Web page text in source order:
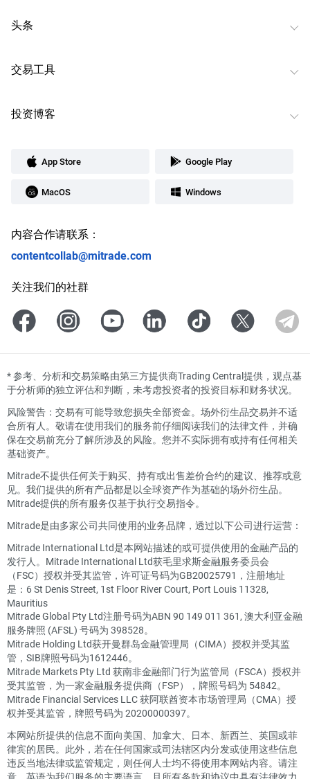
头条
交易工具
投资博客
App Store Google Play
MacOS Windows
内容合作请联系：
contentcollab@mitrade.com
关注我们的社群
*参考、分析和交易策略由第三方提供商Trading Central提供，观点基
于分析师的独立评估和判断，未考虑投资者的投资目标和财务状况。
风险警告：交易有可能导致您损失全部资金。场外衍生品交易并不适
合所有人。敬请在使用我们的服务前仔细阅读我们的法律文件，并确
保在交易前充分了解所涉及的风险。您并不实际拥有或持有任何相关
基础资产。
Mitrade不提供任何关于购买、持有或出售差价合约的建议、推荐或意
见。我们提供的所有产品都是以全球资产作为基础的场外衍生品。
Mitrade提供的所有服务仅基于执行交易指令。
Mitrade是由多家公司共同使用的业务品牌，透过以下公司进行运营：
Mitrade International Ltd是本网站描述的或可提供使用的金融产品的
发行人。Mitrade International Ltd获毛里求斯金融服务委员会
（FSC）授权并受其监管，许可证号码为GB20025791，注册地址
是：6 St Denis Street, 1st Floor River Court, Port Louis 11328,
Mauritius
Mitrade Global Pty Ltd注册号码为ABN 90 149 011 361, 澳大利亚金融
服务牌照 (AFSL) 号码为 398528。
Mitrade Holding Ltd获开曼群岛金融管理局（CIMA）授权并受其监
管，SIB牌照号码为1612446。
Mitrade Markets Pty Ltd 获南非金融部门行为监管局（FSCA）授权并
受其监管，为一家金融服务提供商（FSP），牌照号码为 54842。
Mitrade Financial Services LLC 获阿联酋资本市场管理局（CMA）授
权并受其监管，牌照号码为 20200000397。
本网站所提供的信息不面向美国、加拿大、日本、新西兰、英国或菲
律宾的居民。此外，若在任何国家或司法辖区内分发或使用这些信息
违反当地法律或监管规定，则任何人士均不得使用本网站内容。请注